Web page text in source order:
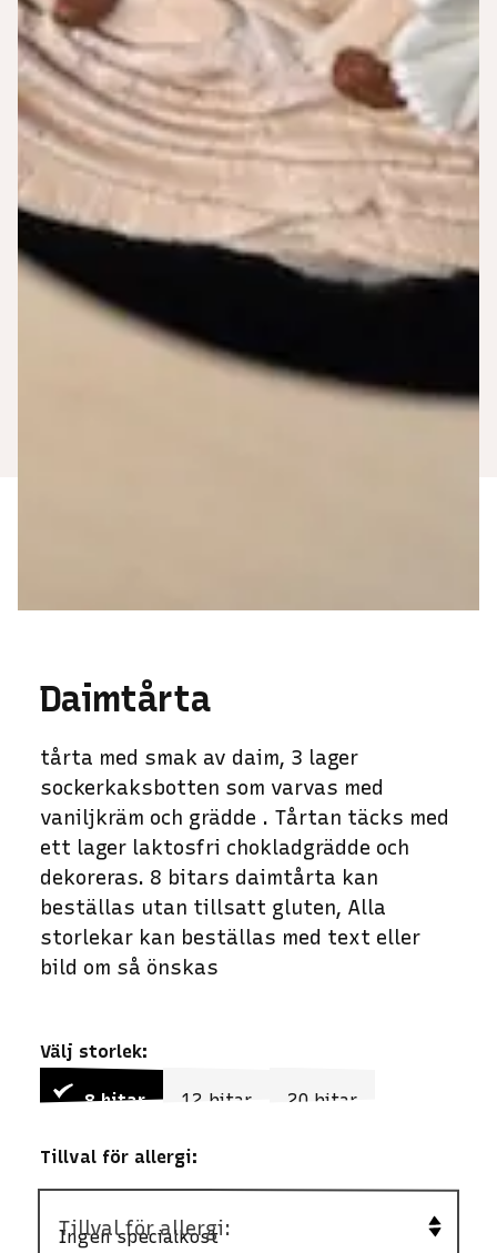
Daimtårta
tårta med smak av daim, 3 lager
sockerkaksbotten som varvas med
vaniljkräm och grädde . Tårtan täcks med
ett lager laktosfri chokladgrädde och
dekoreras. 8 bitars daimtårta kan
beställas utan tillsatt gluten, Alla
storlekar kan beställas med text eller
bild om så önskas
Välj storlek:
8 bitar 12 bitar 20 bitar
Tillval för allergi:
Tillval för allergi: